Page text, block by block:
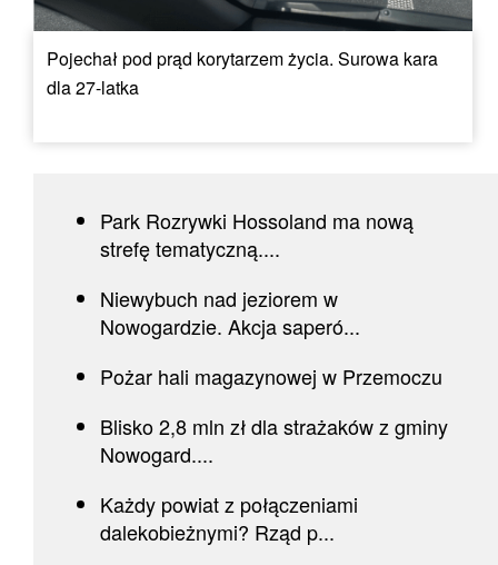
Pojechał pod prąd korytarzem życia. Surowa kara
dla 27-latka
Park Rozrywki Hossoland ma nową
strefę tematyczną....
Niewybuch nad jeziorem w
Nowogardzie. Akcja saperó...
Pożar hali magazynowej w Przemoczu
Blisko 2,8 mln zł dla strażaków z gminy
Nowogard....
Każdy powiat z połączeniami
dalekobieżnymi? Rząd p...